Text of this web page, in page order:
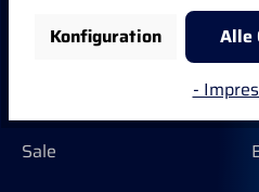
Stall, Weide & Pflege
Sale
Konfiguration
Alle
-